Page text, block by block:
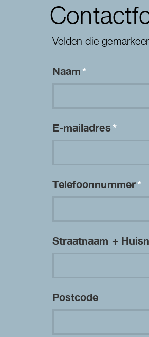
Velden die
Naam*
E-mailadres*
Telefoonnummer*
Straatnaam +
Postcode